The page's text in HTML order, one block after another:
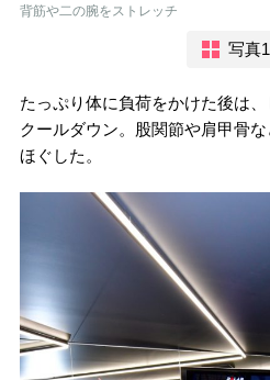
背筋や二の腕をストレッチ
写真
たっぷり体に負荷をかけた後は
クールダウン。股関節や肩甲骨
ほぐした。